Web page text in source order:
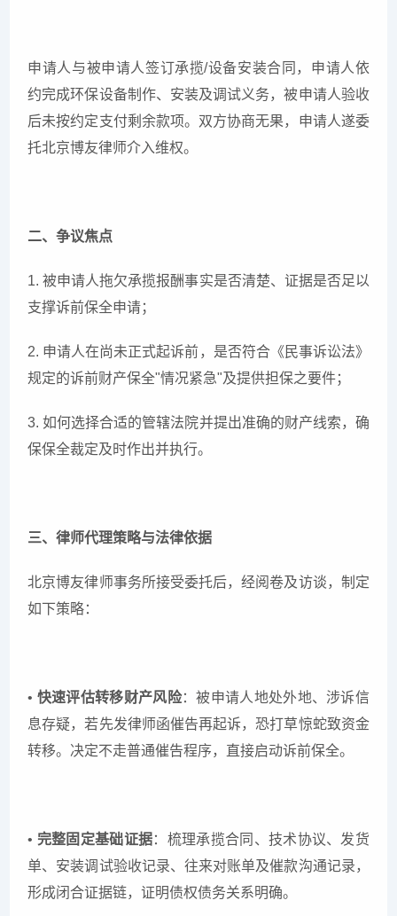
申请人与被申请人签订承揽/设备安装合同，申请人依
约完成环保设备制作、安装及调试义务，被申请人验收
后未按约定支付剩余款项。双方协商无果，申请人遂委
托北京博友律师介入维权。
二、争议焦点
1. 被申请人拖欠承揽报酬事实是否清楚、证据是否足以
支撑诉前保全申请；
2. 申请人在尚未正式起诉前，是否符合《民事诉讼法》
规定的诉前财产保全"情况紧急"及提供担保之要件；
3. 如何选择合适的管辖法院并提出准确的财产线索，确
保保全裁定及时作出并执行。
三、律师代理策略与法律依据
北京博友律师事务所接受委托后，经阅卷及访谈，制定
如下策略：
• 快速评估转移财产风险：被申请人地处外地、涉诉信
息存疑，若先发律师函催告再起诉，恐打草惊蛇致资金
转移。决定不走普通催告程序，直接启动诉前保全。
• 完整固定基础证据：梳理承揽合同、技术协议、发货
单、安装调试验收记录、往来对账单及催款沟通记录，
形成闭合证据链，证明债权债务关系明确。